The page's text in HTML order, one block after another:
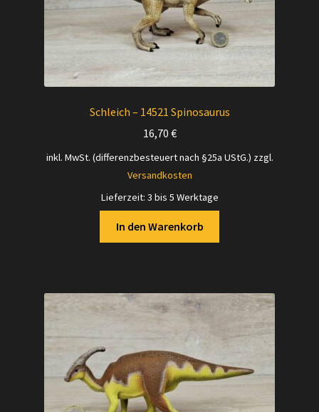
Schleich – 14521 Spinosaurus
16,70 €
inkl. MwSt. (differenzbesteuert nach §25a UStG.) zzgl.
Versandkosten
Lieferzeit: 3 bis 5 Werktage
In den Warenkorb